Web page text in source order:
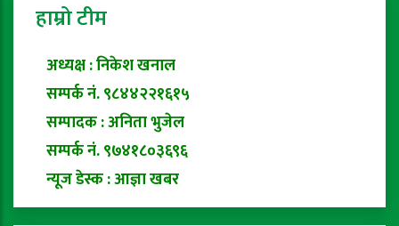
हाम्रो टीम
अध्यक्ष : निकेश खनाल
सम्पर्क नं. ९८४४२२१६१५
सम्पादक : अनिता भुजेल
सम्पर्क नं. ९७४१८०३६९६
न्यूज डेस्क : आज्ञा खबर